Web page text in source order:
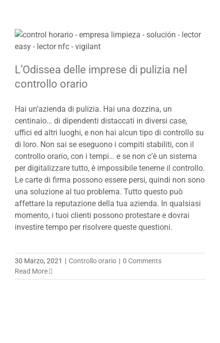
L’Odissea delle imprese di pulizia nel
controllo orario
Hai un’azienda di pulizia. Hai una dozzina, un
centinaio… di dipendenti distaccati in diversi case,
uffici ed altri luoghi, e non hai alcun tipo di controllo su
di loro. Non sai se eseguono i compiti stabiliti, con il
controllo orario, con i tempi… e se non c’è un sistema
per digitalizzare tutto, è impossibile tenerne il controllo.
Le carte di firma possono essere persi, quindi non sono
una soluzione al tuo problema. Tutto questo può
affettare la reputazione della tua azienda. In qualsiasi
momento, i tuoi clienti possono protestare e dovrai
investire tempo per risolvere queste questioni.
30 Marzo, 2021 | Controllo orario | 0 Comments
Read More